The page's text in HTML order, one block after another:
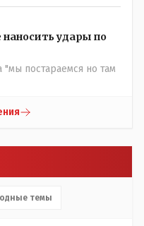
и перевыборов и
политики, и тогда
этот бунтарский
вам знакомо -
, впоследствии -
и Председатель
и после и причём
на недостатки
ДОБРОВОЛЬНО уйти с
удары по
постараемся но там
темы